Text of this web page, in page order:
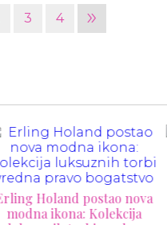
3 4 »
Nova Prada x Gentle